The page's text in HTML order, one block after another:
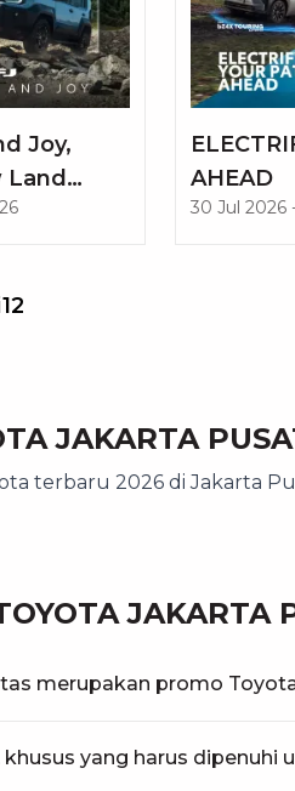
Joy,
Land
AHEAD
30 Jul 2026
12
JAKARTA
terbaru 2026 di Jakarta
JAKARTA
merupakan promo
yang harus